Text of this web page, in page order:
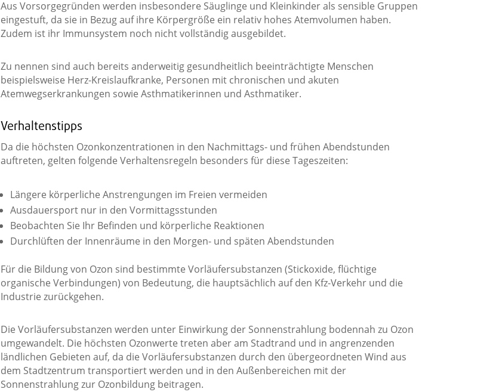
Aus Vorsorgegründen werden insbesondere Säuglinge und Kleinkinder als sensible Gruppen
eingestuft, da sie in Bezug auf ihre Körpergröße ein relativ hohes Atemvolumen haben.
Zudem ist ihr Immunsystem noch nicht vollständig ausgebildet.
Zu nennen sind auch bereits anderweitig gesundheitlich beeinträchtigte Menschen
beispielsweise Herz-Kreislaufkranke, Personen mit chronischen und akuten
Atemwegserkrankungen sowie Asthmatikerinnen und Asthmatiker.
Verhaltenstipps
Da die höchsten Ozonkonzentrationen in den Nachmittags- und frühen Abendstunden
auftreten, gelten folgende Verhaltensregeln besonders für diese Tageszeiten:
Längere körperliche Anstrengungen im Freien vermeiden
Ausdauersport nur in den Vormittagsstunden
Beobachten Sie Ihr Befinden und körperliche Reaktionen
Durchlüften der Innenräume in den Morgen- und späten Abendstunden
Für die Bildung von Ozon sind bestimmte Vorläufersubstanzen (Stickoxide, flüchtige
organische Verbindungen) von Bedeutung, die hauptsächlich auf den Kfz-Verkehr und die
Industrie zurückgehen.
Die Vorläufersubstanzen werden unter Einwirkung der Sonnenstrahlung bodennah zu Ozon
umgewandelt. Die höchsten Ozonwerte treten aber am Stadtrand und in angrenzenden
ländlichen Gebieten auf, da die Vorläufersubstanzen durch den übergeordneten Wind aus
dem Stadtzentrum transportiert werden und in den Außenbereichen mit der
Sonnenstrahlung zur Ozonbildung beitragen.